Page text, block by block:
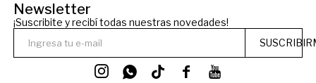
Newsletter
¡Suscribite y recibí todas nuestras novedades!
 
 